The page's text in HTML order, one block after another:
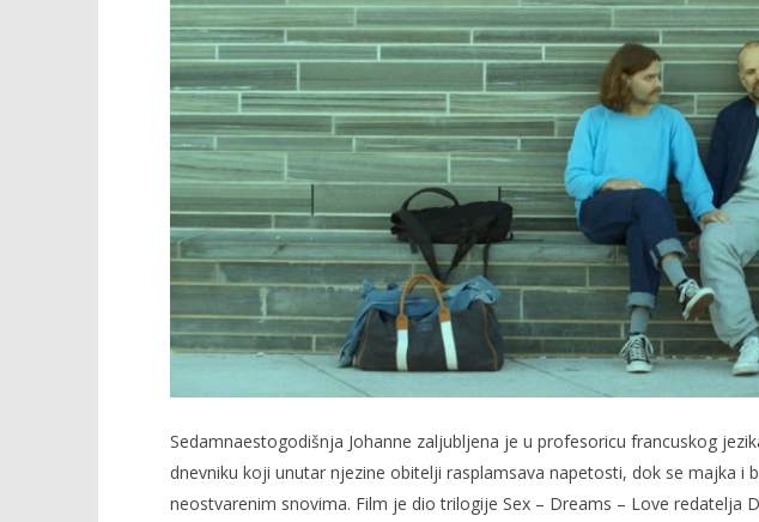
Snovi
15.11.2025.
slatina.net
Popis poslova na području VPŽ
15.11.2025.
slatina.net
Sedamnaestogodišnja Johanne zaljubljena je u profesoricu francuskog
dnevniku koji unutar njezine obitelji rasplamsava napetosti, dok se majka i
neostvarenim snovima. Film je dio trilogije Sex – Dreams – Love redatelja